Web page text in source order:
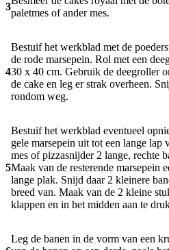
3
paletmes of ander mes.
4
Bestuif het werkblad met de
de rode marsepein. Rol met een
30 x 40 cm. Gebruik de deegroller
de cake en leg er strak overheen.
rondom weg.
5
Bestuif het werkblad eventueel
gele marsepein uit tot een lange lap
mes of pizzasnijder 2 lange, rechte
Maak van de resterende marsepein
lange plak. Snijd daar 2 kleinere
breed van. Maak van de 2 kleine
klappen en in het midden aan te
Leg de banen in de vorm van een